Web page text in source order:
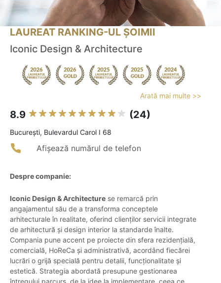
LAUREAT RANKING-UL ȘOIMII
Iconic Design & Architecture
Arată mai multe >>
8.9 (24)
Bucureşti, Bulevardul Carol I 68
Afișează numărul de telefon
Despre companie:
Iconic Design & Architecture se remarcă prin
angajamentul său de a transforma conceptele
arhitecturale în realitate, oferind clienților servicii integrate
de arhitectură și design interior la standarde înalte.
Compania pune accent pe proiecte din sfera rezidențială,
comercială, HoReCa și administrativă, acordând fiecărei
lucrări o grijă specială pentru detalii, funcționalitate și
estetică. Strategia abordată presupune gestionarea
întregului parcurs, de la idee la implementare, ceea ce